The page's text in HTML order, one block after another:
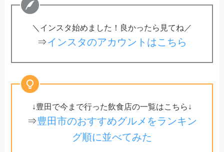
＼インスタ始めました！良かったら見てね／
⇒インスタのアカウントはこちら
↓豊田で今まで行った飲食店の一覧はこちら↓
⇒豊田市のおすすめグルメをランキン
グ順に並べてみた